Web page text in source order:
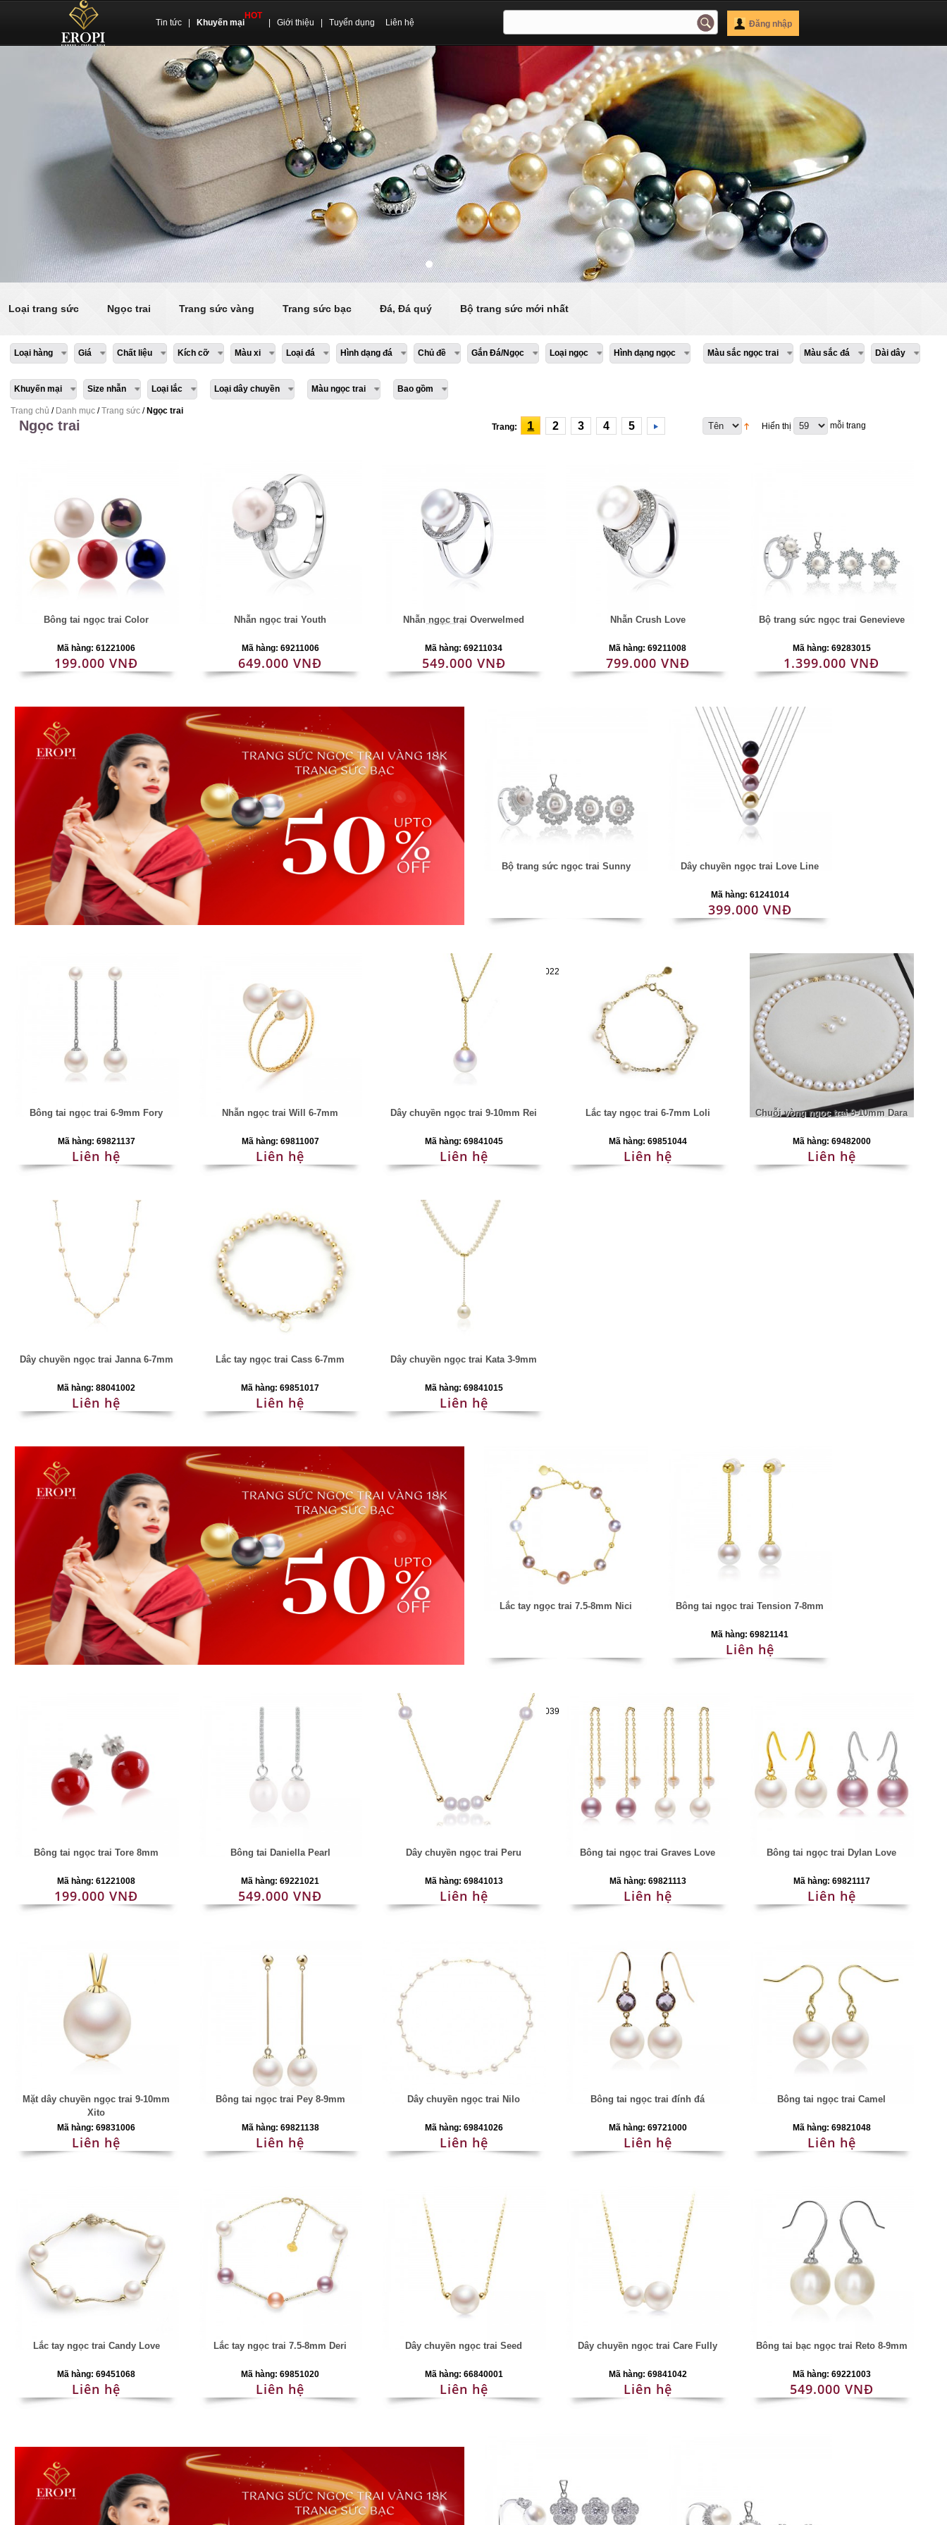
Tin tức Khuyến mại
HOT
Giới thiệu Tuyển dụng Liên hệ Đăng nhập
Loại trang sức Ngọc trai Trang sức vàng Trang sức bạc Đá, Đá quý Bộ trang sức mới nhất
Loại hàng Giá Chất liệu Kích cỡ Màu xi Loại đá Hình dạng đá Chủ đề Gắn Đá/Ngọc Loại ngọc Hình dạng ngọc Màu sắc ngọc trai Màu sắc đá Dài dây
Khuyến mại Size nhẫn Loại lắc Loại dây chuyền Màu ngọc trai Bao gồm
Trang chủ / Danh mục /Trang sức / Ngọc trai
Ngọc trai Hiển thị mỗi trang
Trang: 1 2 3 4 5
Bông tai ngọc trai Color
Mã hàng: 61221006
199.000 VNĐ
Nhẫn ngọc trai Youth
Mã hàng: 69211006
649.000 VNĐ
Nhẫn ngọc trai Overwelmed
Mã hàng: 69211034
549.000 VNĐ
Nhẫn Crush Love
Mã hàng: 69211008
799.000 VNĐ
Bộ trang sức ngọc trai Genevieve
Mã hàng: 69283015
1.399.000 VNĐ
Bộ trang sức ngọc trai Sunny
Mã hàng:69283022
Dây chuyền ngọc trai Love Line
Mã hàng: 61241014
399.000 VNĐ
Bông tai ngọc trai 6-9mm Fory
Mã hàng: 69821137
Liên hệ
Nhẫn ngọc trai Will 6-7mm
Mã hàng: 69811007
Liên hệ
Dây chuyền ngọc trai 9-10mm Rei
Mã hàng: 69841045
Liên hệ
Lắc tay ngọc trai 6-7mm Loli
Mã hàng: 69851044
Liên hệ
Chuỗi vòng ngọc trai 9-10mm Dara
Mã hàng: 69482000
Liên hệ
Dây chuyền ngọc trai Janna 6-7mm
Mã hàng: 88041002
Liên hệ
Lắc tay ngọc trai Cass 6-7mm
Mã hàng: 69851017
Liên hệ
Dây chuyền ngọc trai Kata 3-9mm
Mã hàng: 69841015
Liên hệ
Lắc tay ngọc trai 7.5-8mm Nici
Mã hàng:69851039
Bông tai ngọc trai Tension 7-8mm
Mã hàng: 69821141
Liên hệ
Bông tai ngọc trai Tore 8mm
Mã hàng: 61221008
199.000 VNĐ
Bông tai Daniella Pearl
Mã hàng: 69221021
549.000 VNĐ
Dây chuyền ngọc trai Peru
Mã hàng: 69841013
Liên hệ
Bông tai ngọc trai Graves Love
Mã hàng: 69821113
Liên hệ
Bông tai ngọc trai Dylan Love
Mã hàng: 69821117
Liên hệ
Mặt dây chuyền ngọc trai 9-10mm
Xito
Mã hàng: 69831006
Liên hệ
Bông tai ngọc trai Pey 8-9mm
Mã hàng: 69821138
Liên hệ
Dây chuyền ngọc trai Nilo
Mã hàng: 69841026
Liên hệ
Bông tai ngọc trai đính đá
Mã hàng: 69721000
Liên hệ
Bông tai ngọc trai Camel
Mã hàng: 69821048
Liên hệ
Lắc tay ngọc trai Candy Love
Mã hàng: 69451068
Liên hệ
Lắc tay ngọc trai 7.5-8mm Deri
Mã hàng: 69851020
Liên hệ
Dây chuyền ngọc trai Seed
Mã hàng: 66840001
Liên hệ
Dây chuyền ngọc trai Care Fully
Mã hàng: 69841042
Liên hệ
Bông tai bạc ngọc trai Reto 8-9mm
Mã hàng: 69221003
549.000 VNĐ